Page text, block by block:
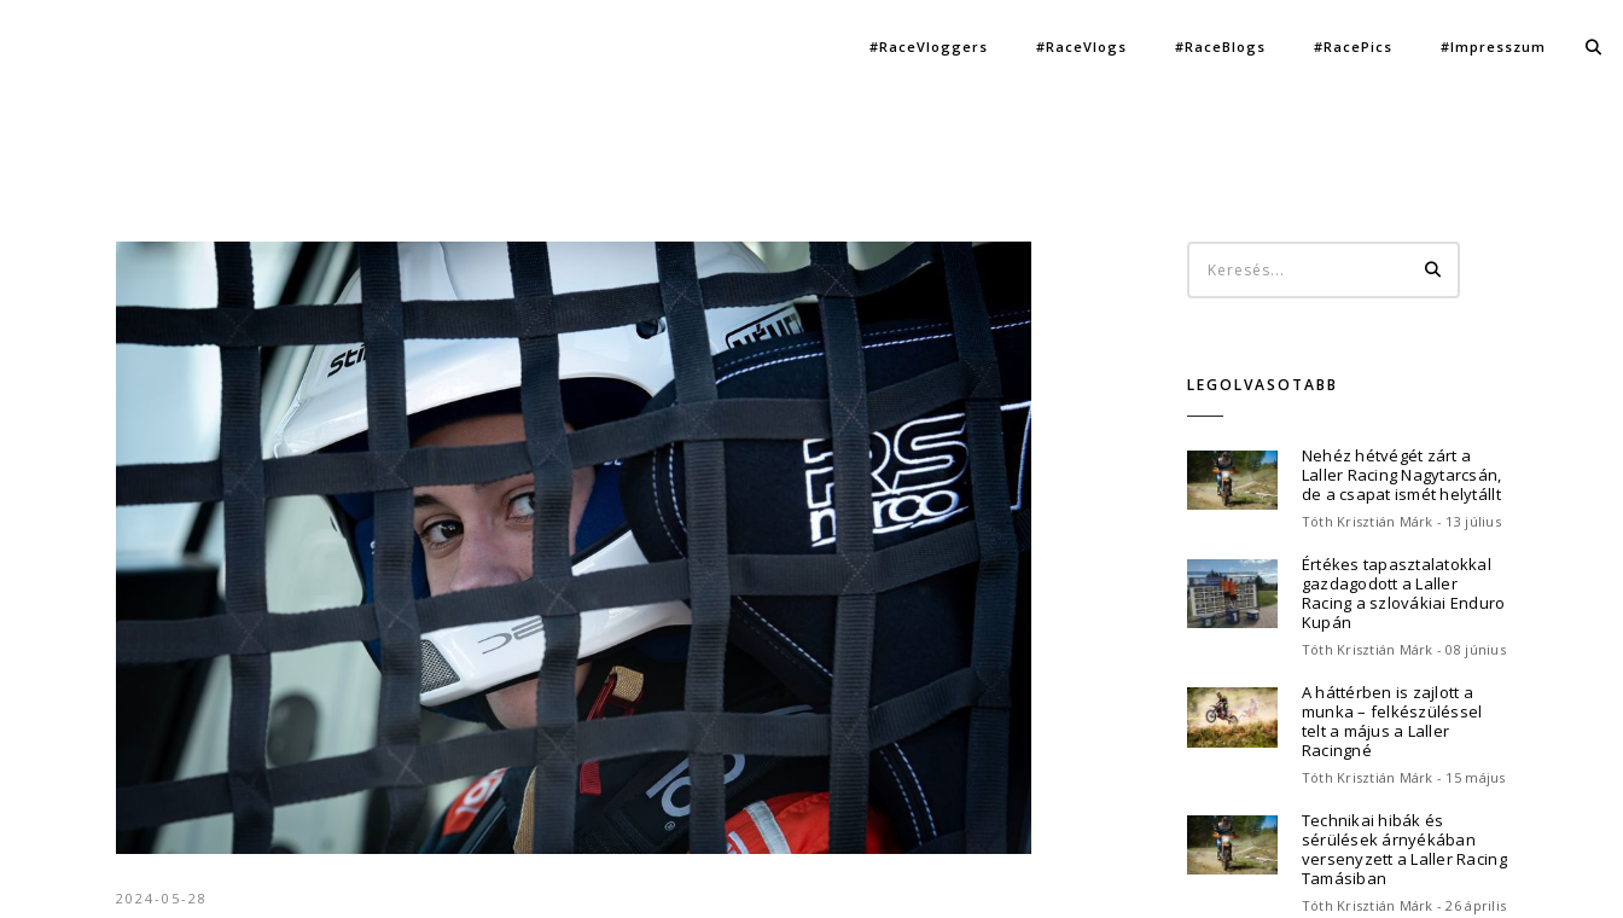
#RaceVloggers #RaceVlogs #RaceBlogs #RacePics #Impresszum
2024-05-28
LEGOLVASOTABB
Nehéz hétvégét zárt a
Laller Racing Nagytarcsán,
de a csapat ismét helytállt
Tóth Krisztián Márk - 13 július
Értékes tapasztalatokkal
gazdagodott a Laller
Racing a szlovákiai Enduro
Kupán
Tóth Krisztián Márk - 08 június
A háttérben is zajlott a
munka – felkészüléssel
telt a május a Laller
Racingné
Tóth Krisztián Márk - 15 május
Technikai hibák és
sérülések árnyékában
versenyzett a Laller Racing
Tamásiban
Tóth Krisztián Márk - 26 április